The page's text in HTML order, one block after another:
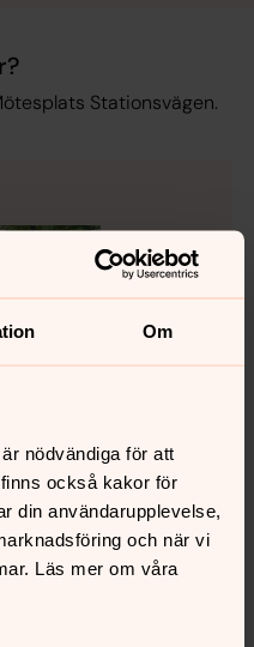
Om
nödvändiga för att
också kakor för
din användarupplevelse,
och när vi
Läs mer om våra
Stationsvägen.